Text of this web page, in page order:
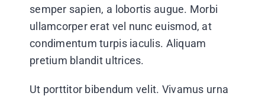
semper sapien, a lobortis augue. Morbi
ullamcorper erat vel nunc euismod, at
condimentum turpis iaculis. Aliquam
pretium blandit ultrices.
Ut porttitor bibendum velit. Vivamus urna